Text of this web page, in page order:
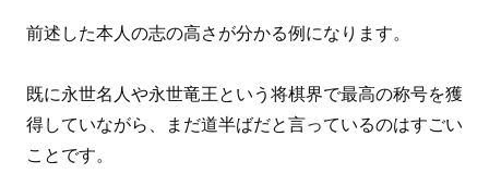
前述した本人の志の高さが分かる例になります。
既に永世名人や永世竜王という将棋界で最高の称号を獲
得していながら、まだ道半ばだと言っているのはすごい
ことです。